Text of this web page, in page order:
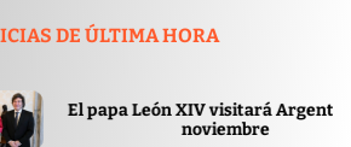
DE ÚLTIMA HORA
XIV visitará Argentina en
noviembre